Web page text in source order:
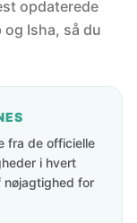
opdaterede
Isha, så du
fra de officielle
i hvert
nøjagtighed for